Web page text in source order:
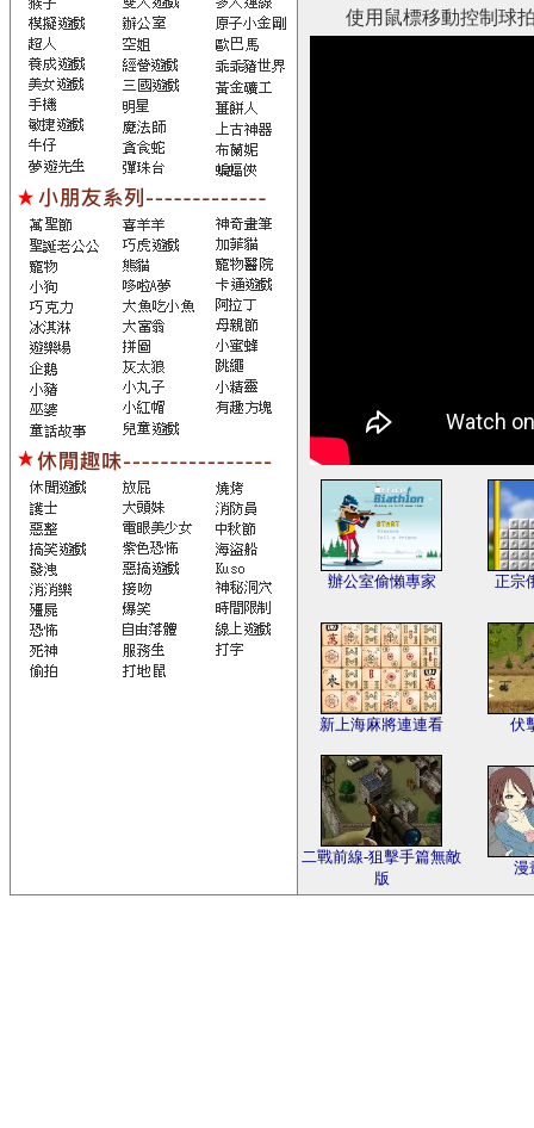
使用鼠標移動控制球
辦公室偷懶專家 正宗
新上海麻將連連看 伏
二戰前線-狙擊手篇無敵
版
漫